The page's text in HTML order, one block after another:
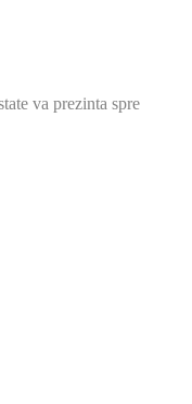
va prezinta spre